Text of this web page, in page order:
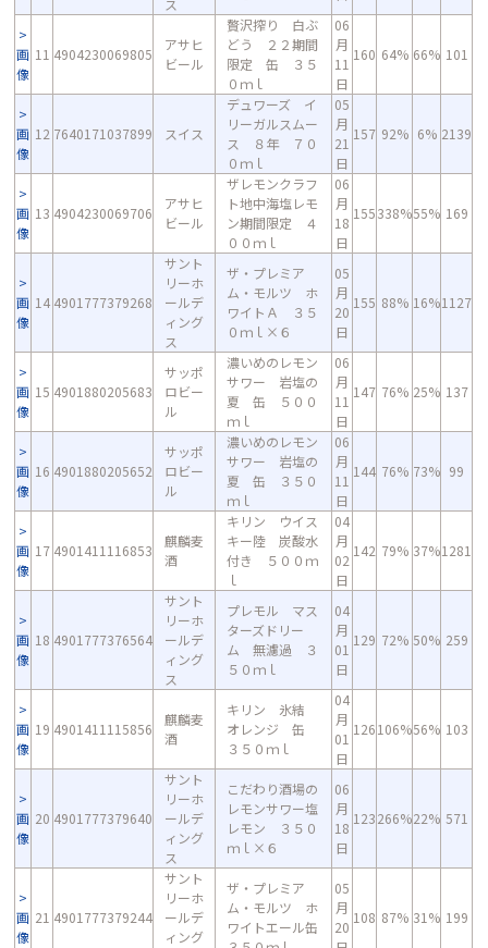
ス
画
像
11 4904230069805
アサヒ
ビール
贅沢搾り 白ぶ
どう ２２期間
限定 缶 ３５
０ｍｌ
06
月
11
日
160 64% 66% 101
画
像
12 7640171037899 スイス
デュワーズ イ
リーガルスムー
ス ８年 ７０
０ｍｌ
05
月
21
日
157 92% 6% 2139
画
像
13 4904230069706
アサヒ
ビール
ザレモンクラフ
ト地中海塩レモ
ン期間限定 ４
００ｍｌ
06
月
18
日
155338%55% 169
画
像
14 4901777379268
サント
リーホ
ールデ
ィング
ス
ザ・プレミア
ム・モルツ ホ
ワイトＡ ３５
０ｍｌ×６
05
月
20
日
155 88% 16%1127
画
像
15 4901880205683
サッポ
ロビー
ル
濃いめのレモン
サワー 岩塩の
夏 缶 ５００
ｍｌ
06
月
11
日
147 76% 25% 137
画
像
16 4901880205652
サッポ
ロビー
ル
濃いめのレモン
サワー 岩塩の
夏 缶 ３５０
ｍｌ
06
月
11
日
144 76% 73% 99
画
像
17 4901411116853
麒麟麦
酒
キリン ウイス
キー陸 炭酸水
付き ５００ｍ
ｌ
04
月
02
日
142 79% 37%1281
画
像
18 4901777376564
サント
リーホ
ールデ
ィング
ス
プレモル マス
ターズドリー
ム 無濾過 ３
５０ｍｌ
04
月
01
日
129 72% 50% 259
画
像
19 4901411115856
麒麟麦
酒
キリン 氷結
オレンジ 缶
３５０ｍｌ
04
月
01
日
126106%56% 103
画
像
20 4901777379640
サント
リーホ
ールデ
ィング
ス
こだわり酒場の
レモンサワー塩
レモン ３５０
ｍｌ×６
06
月
18
日
123266%22% 571
画
像
21 4901777379244
サント
リーホ
ールデ
ィング
ザ・プレミア
ム・モルツ ホ
ワイトエール缶
05
月
20
108 87% 31% 199